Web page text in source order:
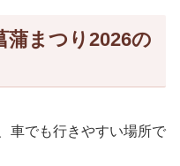
蒲まつり2026の
車でも行きやすい場所で